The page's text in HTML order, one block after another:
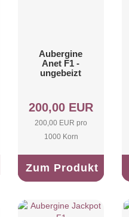
Aubergine
Anet F1 -
ungebeizt
200,00 EUR
200,00 EUR pro
1000 Korn
Zum Produkt